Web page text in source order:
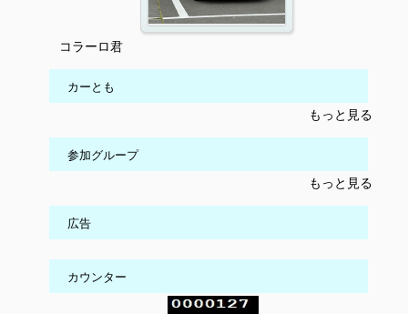
コラーロ君
カーとも
もっと見る
参加グループ
もっと見る
広告
カウンター